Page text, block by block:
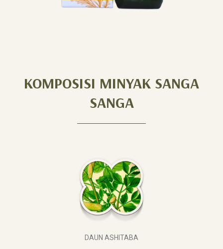
KOMPOSISI MINYAK SANGA
SANGA
DAUN ASHITABA